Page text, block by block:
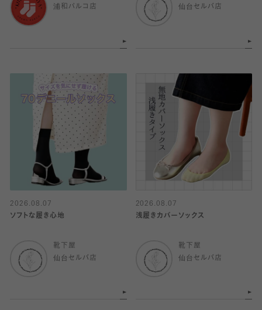
浦和パルコ店
仙台セルバ店
2026.08.07
ソフトな履き心地
靴下屋
仙台セルバ店
2026.08.07
浅履きカバーソックス
靴下屋
仙台セルバ店